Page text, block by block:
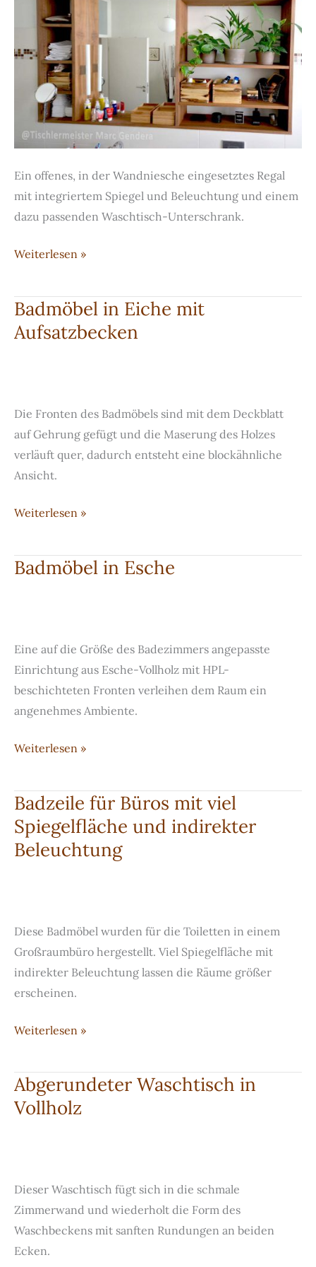
Ein offenes, in der Wandniesche eingesetztes Regal
mit integriertem Spiegel und Beleuchtung und einem
dazu passenden Waschtisch-Unterschrank.
Offenes
und
Waschtisch-
Unterschrank
Weiterlesen »
Badmöbel in Eiche mit
Aufsatzbecken
Die Fronten des Badmöbels sind mit dem Deckblatt
auf Gehrung gefügt und die Maserung des Holzes
verläuft quer, dadurch entsteht eine blockähnliche
Ansicht.
Badmöbel
Eiche
mit
Weiterlesen »
Badmöbel in Esche
Eine auf die Größe des Badezimmers angepasste
Einrichtung aus Esche-Vollholz mit HPL-
beschichteten Fronten verleihen dem Raum ein
angenehmes Ambiente.
Badmöbel
Esche
Weiterlesen »
Badzeile für Büros mit viel
Spiegelfläche und indirekter
Beleuchtung
Diese Badmöbel wurden für die Toiletten in einem
Großraumbüro hergestellt. Viel Spiegelfläche mit
indirekter Beleuchtung lassen die Räume größer
erscheinen.
Badzeile
Büros
mit
viel
Beleuchtung
Weiterlesen »
Abgerundeter Waschtisch in
Vollholz
Dieser Waschtisch fügt sich in die schmale
Zimmerwand und wiederholt die Form des
Waschbeckens mit sanften Rundungen an beiden
Ecken.